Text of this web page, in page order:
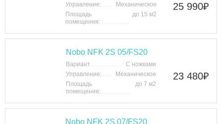
Управление:
Механическое
Площадь
помещения:
до 15 м2
25 990₽
Nobo NFK 2S 05/FS20
Вариант
С ножками
Управление:
Механическое
Площадь
помещения:
до 7 м2
23 480₽
Nobo NFK 2S 07/FS20